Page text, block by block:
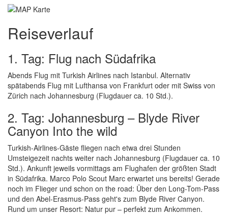
Reiseverlauf
1. Tag: Flug nach Südafrika
Abends Flug mit Turkish Airlines nach Istanbul. Alternativ
spätabends Flug mit Lufthansa von Frankfurt oder mit Swiss von
Zürich nach Johannesburg (Flugdauer ca. 10 Std.).
2. Tag: Johannesburg – Blyde River
Canyon Into the wild
Turkish-Airlines-Gäste fliegen nach etwa drei Stunden
Umsteigezeit nachts weiter nach Johannesburg (Flugdauer ca. 10
Std.). Ankunft jeweils vormittags am Flughafen der größten Stadt
in Südafrika. Marco Polo Scout Marc erwartet uns bereits! Gerade
noch im Flieger und schon on the road: Über den Long-Tom-Pass
und den Abel-Erasmus-Pass geht's zum Blyde River Canyon.
Rund um unser Resort: Natur pur – perfekt zum Ankommen.